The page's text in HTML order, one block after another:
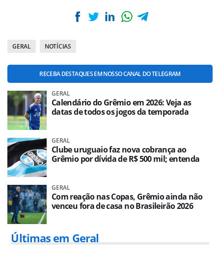
GERAL NOTÍCIAS
RECEBA DESTAQUES EM NOSSO CANAL DO TELEGRAM
GERAL
Calendário do Grêmio em 2026: Veja as
datas de todos os jogos da temporada
GERAL
Clube uruguaio faz nova cobrança ao
Grêmio por dívida de R$ 500 mil; entenda
GERAL
Com reação nas Copas, Grêmio ainda não
venceu fora de casa no Brasileirão 2026
Últimas em Geral